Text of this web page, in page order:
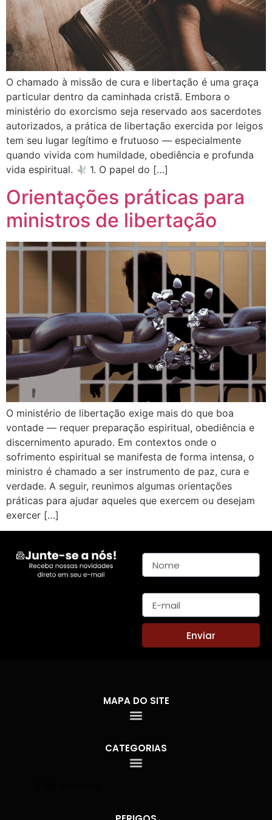
O chamado à missão de cura e libertação é uma graça
particular dentro da caminhada cristã. Embora o
ministério do exorcismo seja reservado aos sacerdotes
autorizados, a prática de libertação exercida por leigos
tem seu lugar legítimo e frutuoso — especialmente
quando vivida com humildade, obediência e profunda
vida espiritual.
1. O papel do […]
Orientações práticas para
ministros de libertação
O ministério de libertação exige mais do que boa
vontade — requer preparação espiritual, obediência e
discernimento apurado. Em contextos onde o
sofrimento espiritual se manifesta de forma intensa, o
ministro é chamado a ser instrumento de paz, cura e
verdade. A seguir, reunimos algumas orientações
práticas para ajudar aqueles que exercem ou desejam
exercer […]
Enviar
MAPA DO SITE
CATEGORIAS